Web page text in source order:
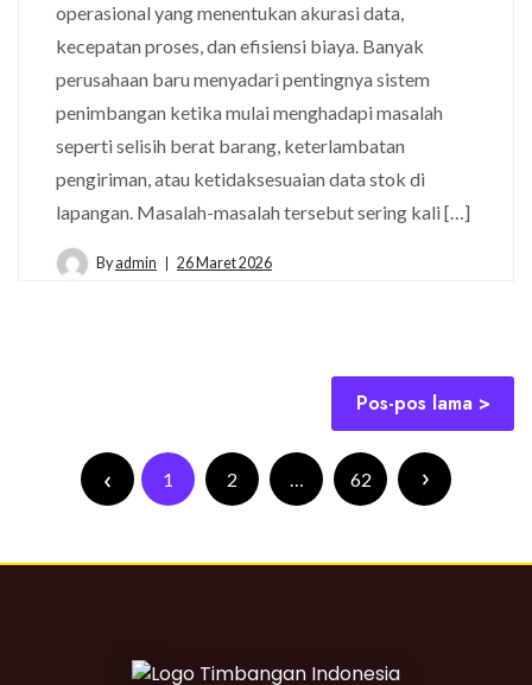
operasional yang menentukan akurasi data,
kecepatan proses, dan efisiensi biaya. Banyak
perusahaan baru menyadari pentingnya sistem
penimbangan ketika mulai menghadapi masalah
seperti selisih berat barang, keterlambatan
pengiriman, atau ketidaksesuaian data stok di
lapangan. Masalah-masalah tersebut sering kali […]
By admin 26 Maret 2026
Pos-pos lama
1 2 … 62